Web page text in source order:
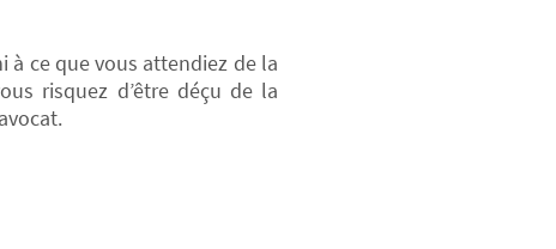
ce que vous attendiez de la
risquez d’être déçu de la